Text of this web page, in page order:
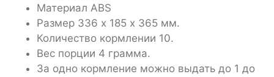
Материал ABS
Размер 336 х 185 х 365 мм.
Количество кормлении 10.
Вес порции 4 грамма.
За одно кормление можно выдать до 1 до